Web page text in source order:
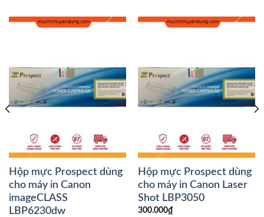
Hộp mực Prospect dùng
cho máy in Canon
imageCLASS
LBP6230dw
Hộp mực Prospect dùng
cho máy in Canon Laser
Shot LBP3050
300.000₫